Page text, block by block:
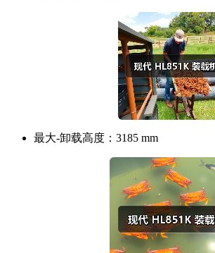
最大-卸载高度： 3185 mm